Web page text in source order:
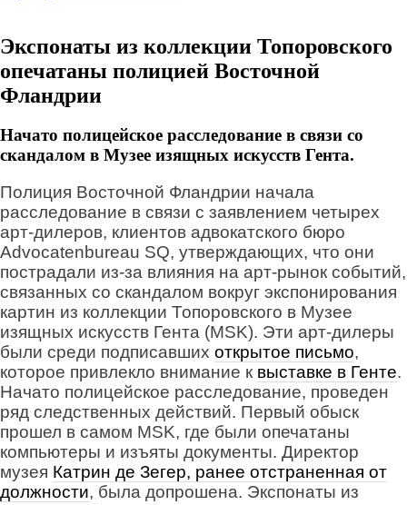
Экспонаты из коллекции Топоровского
опечатаны полицией Восточной
Фландрии
Начато полицейское расследование в связи со
скандалом в Музее изящных искусств Гента.
Полиция Восточной Фландрии начала
расследование в связи с заявлением четырех
арт-дилеров, клиентов адвокатского бюро
Advocatenbureau SQ, утверждающих, что они
пострадали из-за влияния на арт-рынок событий,
связанных со скандалом вокруг экспонирования
картин из коллекции Топоровского в Музее
изящных искусств Гента (MSK). Эти арт-дилеры
были среди подписавших открытое письмо,
которое привлекло внимание к выставке в Генте.
Начато полицейское расследование, проведен
ряд следственных действий. Первый обыск
прошел в самом MSK, где были опечатаны
компьютеры и изъяты документы. Директор
музея Катрин де Зегер, ранее отстраненная от
должности, была допрошена. Экспонаты из